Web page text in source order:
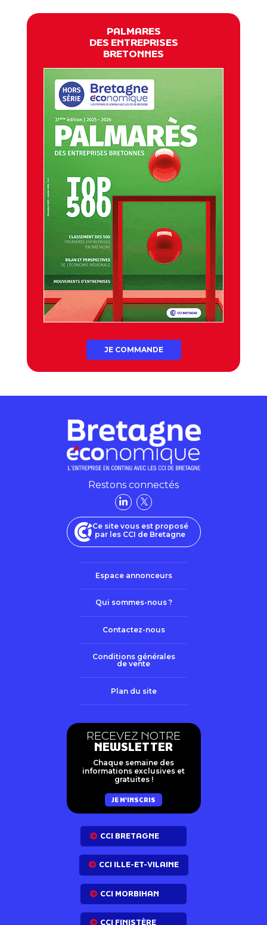
PALMARES
DES ENTREPRISES
BRETONNES
JE COMMANDE
Restons connectés
Ce site vous est proposé
par les CCI de Bretagne
Espace annonceurs
Qui sommes-nous ?
Contactez-nous
Conditions générales
de vente
Plan du site
RECEVEZ NOTRE
NEWSLETTER
Chaque semaine des
informations exclusives et
gratuites !
JE M'INSCRIS
CCI BRETAGNE
CCI ILLE-ET-VILAINE
CCI MORBIHAN
CCI FINISTÈRE